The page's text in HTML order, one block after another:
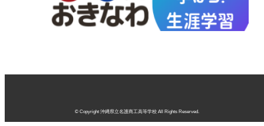
© Copyright 沖縄県立名護商工高等学校 All Rights Reserved.